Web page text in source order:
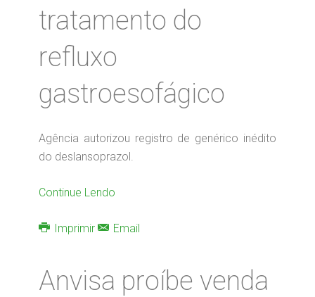
tratamento do
refluxo
gastroesofágico
Agência autorizou registro de genérico inédito
do deslansoprazol.
Continue Lendo
Imprimir Email
Anvisa proíbe venda